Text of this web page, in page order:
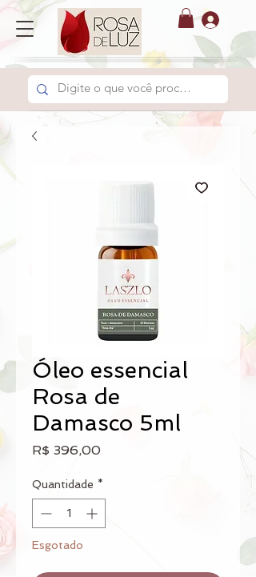
Óleo essencial
Rosa de
Damasco 5ml
R$ 396,00Preço
Quantidade *
Esgotado